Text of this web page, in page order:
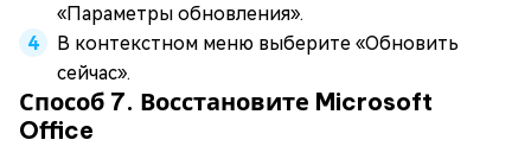
«Параметры обновления».
В контекстном меню выберите «Обновить
сейчас».
Способ 7. Восстановите Microsoft
Office